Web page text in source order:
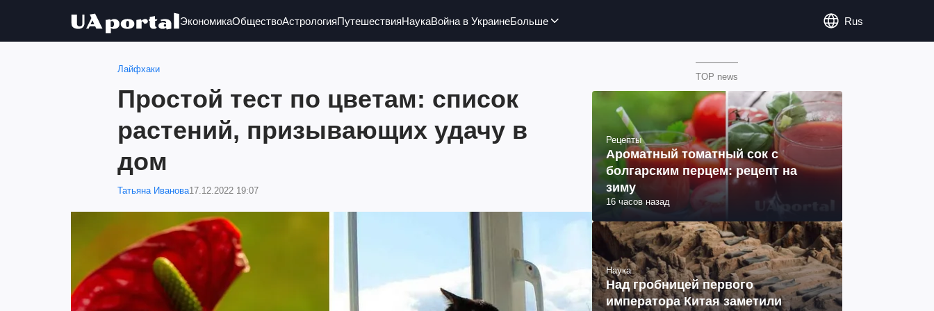
ЭкономикаОбществоАстрологияПутешествияНаукаВойна в УкраинеБольше Rus
Лайфхаки
Простой тест по цветам: список
растений, призывающих удачу в
дом
Татьяна Иванова17.12.2022 19:07
TOP news
Рецепты
Ароматный томатный сок с
болгарским перцем: рецепт на
зиму
16 часов назад
Наука
Над гробницей первого
императора Китая заметили